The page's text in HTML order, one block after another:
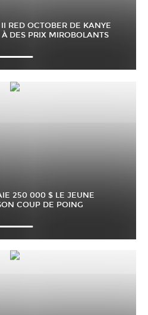
RED OCTOBER DE KANYE
DES PRIX MIROBOLANTS
250 000 $ LE JEUNE
COUP DE POING